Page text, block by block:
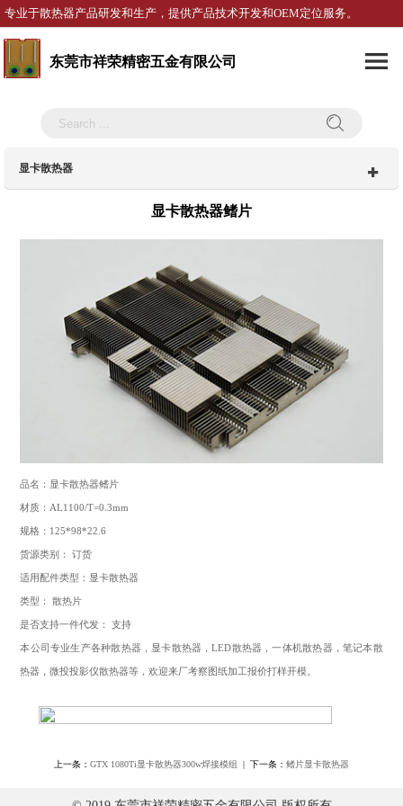
专业于散热器产品研发和生产，提供产品技术开发和OEM定位服务。
东莞市祥荣精密五金有限公司
显卡散热器
显卡散热器鳍片
品名：显卡散热器鳍片
材质：AL1100/T=0.3mm
规格：125*98*22.6
货源类别： 订货
适用配件类型：显卡散热器
类型： 散热片
是否支持一件代发： 支持
本公司专业生产各种散热器，显卡散热器，LED散热器，一体机散热器，笔记本散
热器，微投投影仪散热器等，欢迎来厂考察图纸加工报价打样开模。
上一条： GTX 1080Ti显卡散热器300w焊接模组 | 下一条： 鳍片显卡散热器